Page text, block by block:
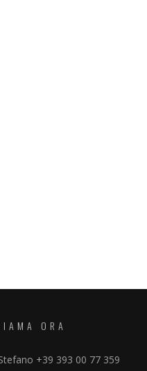
ORA
+39 393 00 77 359